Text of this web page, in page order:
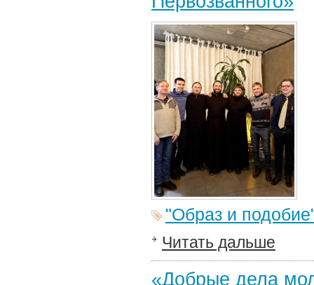
"Образ и
Читать дальше
«Добрые дела